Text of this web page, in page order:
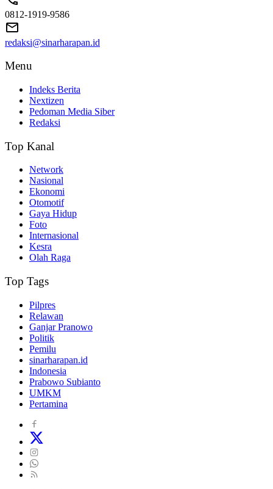
0812-1919-9586
redaksi@sinarharapan.id
Menu
Indeks Berita
Nextizen
Pedoman Media Siber
Redaksi
Top Kanal
Network
Nasional
Ekonomi
Otomotif
Gaya Hidup
Foto
Internasional
Kesra
Olah Raga
Top Tags
Pilpres
Relawan
Ganjar Pranowo
Politik
Pemilu
sinarharapan.id
Indonesia
Prabowo Subianto
UMKM
Pertamina